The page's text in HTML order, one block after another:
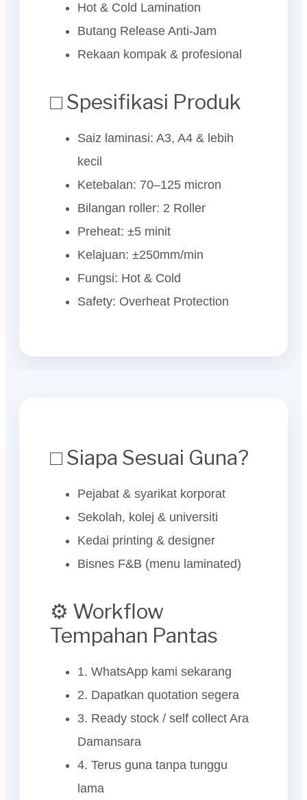
Hot & Cold Lamination
Butang Release Anti-Jam
Rekaan kompak & profesional
□ Spesifikasi Produk
Saiz laminasi: A3, A4 & lebih
kecil
Ketebalan: 70–125 micron
Bilangan roller: 2 Roller
Preheat: ±5 minit
Kelajuan: ±250mm/min
Fungsi: Hot & Cold
Safety: Overheat Protection
□ Siapa Sesuai Guna?
Pejabat & syarikat korporat
Sekolah, kolej & universiti
Kedai printing & designer
Bisnes F&B (menu laminated)
⚙️ Workflow
Tempahan Pantas
1. WhatsApp kami sekarang
2. Dapatkan quotation segera
3. Ready stock / self collect Ara
Damansara
4. Terus guna tanpa tunggu
lama